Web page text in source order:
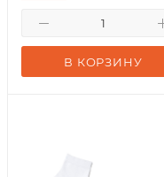
В КОРЗИНУ